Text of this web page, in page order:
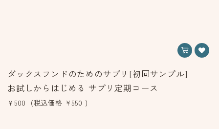
ダックスフンドのためのサプリ[初回サンプル]
お試しからはじめる サプリ定期コース
¥500 (税込価格 ¥550 )